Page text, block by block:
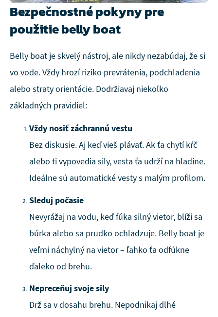
Bezpečnostné pokyny pre
použitie belly boat
Belly boat je skvelý nástroj, ale nikdy nezabúdaj, že si
vo vode. Vždy hrozí riziko prevrátenia, podchladenia
alebo straty orientácie. Dodržiavaj niekoľko
základných pravidiel:
Vždy nosiť záchrannú vestu
Bez diskusie. Aj keď vieš plávať. Ak ťa chytí kŕč
alebo ti vypovedia sily, vesta ťa udrží na hladine.
Ideálne sú automatické vesty s malým profilom.
Sleduj počasie
Nevyrážaj na vodu, keď fúka silný vietor, blíži sa
búrka alebo sa prudko ochladzuje. Belly boat je
veľmi náchylný na vietor – ľahko ťa odfúkne
ďaleko od brehu.
Nepreceňuj svoje sily
Drž sa v dosahu brehu. Nepodnikaj dlhé